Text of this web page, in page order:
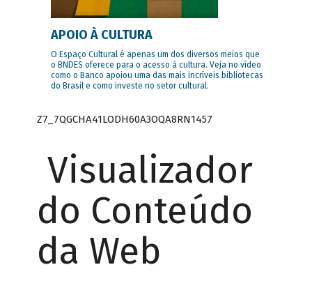
APOIO À CULTURA
O Espaço Cultural é apenas um dos diversos meios que
o BNDES oferece para o acesso à cultura. Veja no vídeo
como o Banco apoiou uma das mais incríveis bibliotecas
do Brasil e como investe no setor cultural.
Z7_7QGCHA41LODH60A3OQA8RN1457
Visualizador
do Conteúdo
da Web